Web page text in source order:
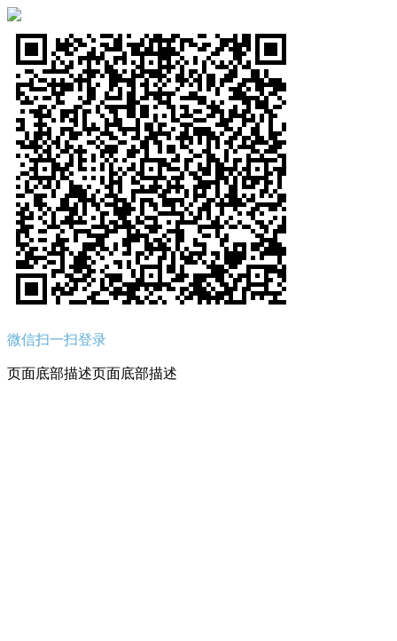
微信扫一扫登录
页面底部描述页面底部描述